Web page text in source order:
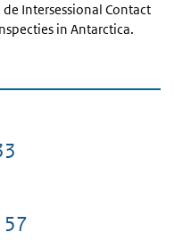
Intersessional Contact
in Antarctica.
Pagina
Pagina
57